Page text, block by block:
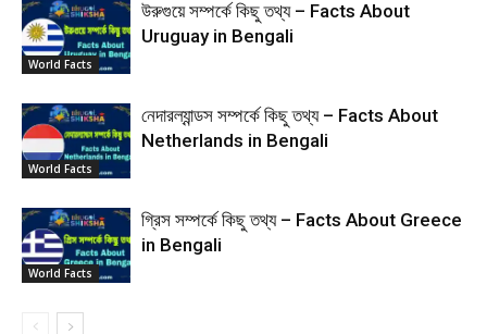
World Facts
উরুগুয়ে সম্পর্কে কিছু তথ্য – Facts About
Uruguay in Bengali
World Facts
নেদারল্যান্ডস সম্পর্কে কিছু তথ্য – Facts About
Netherlands in Bengali
World Facts
গ্রিস সম্পর্কে কিছু তথ্য – Facts About Greece
in Bengali